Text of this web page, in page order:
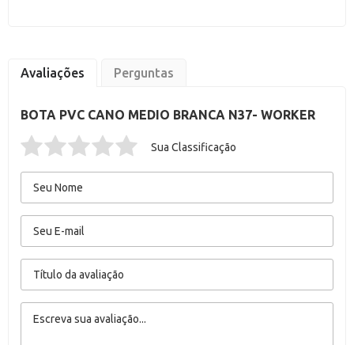
Avaliações Perguntas
BOTA PVC CANO MEDIO BRANCA N37- WORKER
Sua Classificação